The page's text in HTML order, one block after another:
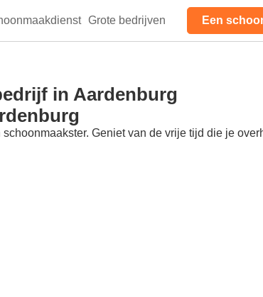
Grote bedrijven Een
in Aardenburg
Geniet van de vrije tijd die je